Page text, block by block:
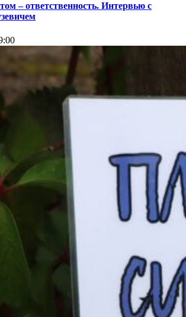
– ответственность. Интервью с